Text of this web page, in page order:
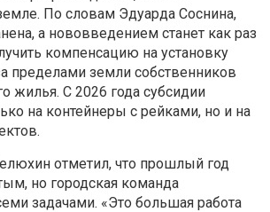
По словам Эдуарда Соснина,
а нововведением станет как раз
компенсацию на установку
пределами земли собственников
жилья. С 2026 года субсидии
на контейнеры с рейками, но и на
отметил, что прошлый год
но городская команда
задачами. «Это большая работа